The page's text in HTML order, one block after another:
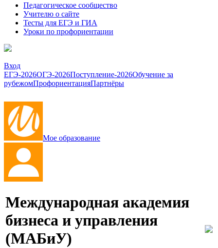
Педагогическое сообщество
Учителю о сайте
Тесты для ЕГЭ и ГИА
Уроки по профориентации
Вход
ЕГЭ-2026ОГЭ-2026Поступление-2026Обучение за
рубежомПрофориентацияПартнёры
Мое образование
Международная академия
бизнеса и управления
(МАБиУ)